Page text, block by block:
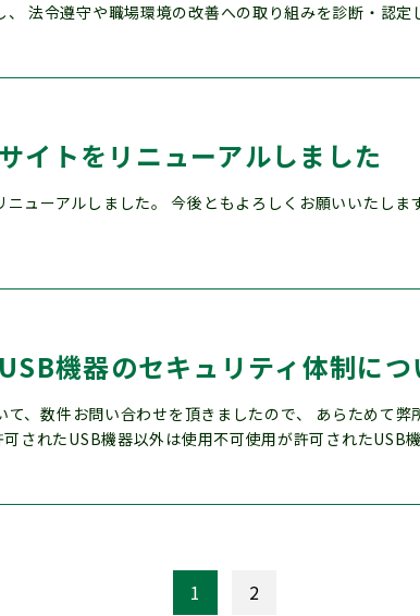
、 法令遵守や職場環境の改善への取り組みを診断・認
イトをリニューアルしました
ューアルしました。 今後ともよろしくお願いいたします
機器のセキュリティ体制につ
て、数件お問い合わせを頂きましたので、 あらためて
可されたUSB機器以外は使用不可使用が許可された
1 2